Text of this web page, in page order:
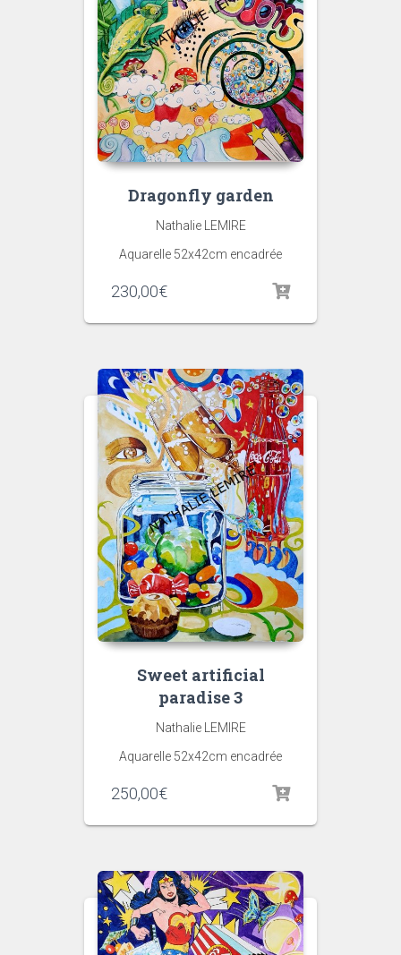
Dragonfly garden
Nathalie LEMIRE
Aquarelle 52x42cm encadrée
230,00€
Sweet artificial
paradise 3
Nathalie LEMIRE
Aquarelle 52x42cm encadrée
250,00€